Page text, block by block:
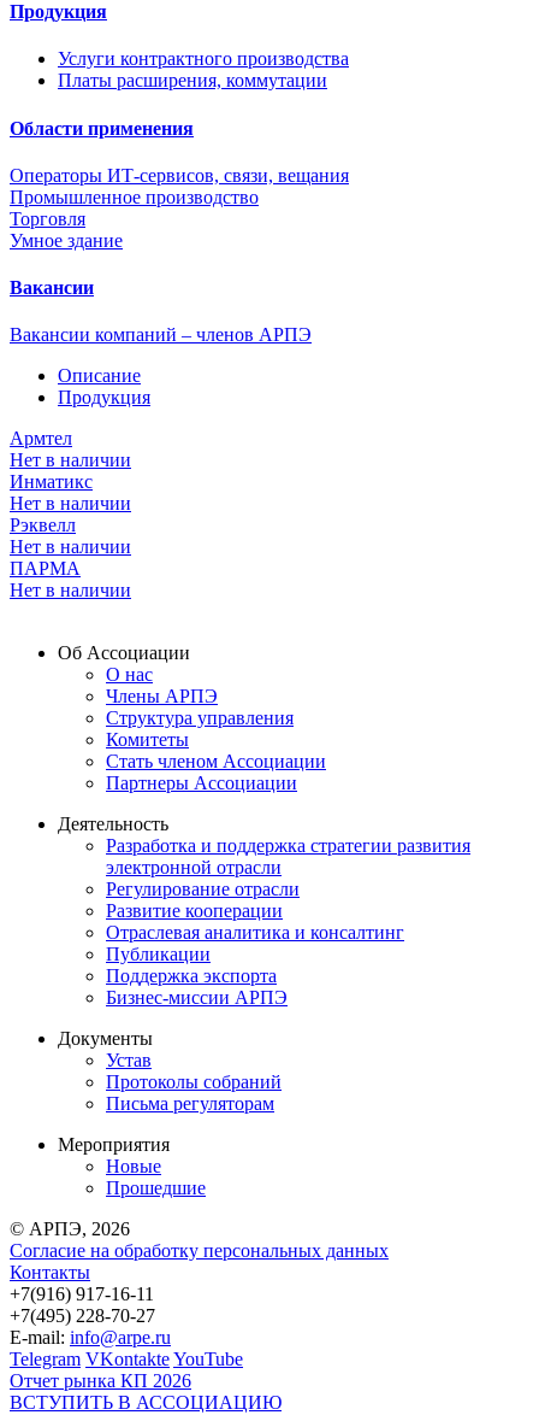
Продукция
Услуги контрактного производства
Платы расширения, коммутации
Области применения
Операторы ИТ-сервисов, связи, вещания
Промышленное производство
Торговля
Умное здание
Вакансии
Вакансии компаний – членов АРПЭ
Описание
Продукция
Армтел
Нет в наличии
Инматикс
Нет в наличии
Рэквелл
Нет в наличии
ПАРМА
Нет в наличии
Об Ассоциации
О нас
Члены АРПЭ
Структура управления
Комитеты
Стать членом Ассоциации
Партнеры Ассоциации
Деятельность
Разработка и поддержка стратегии развития
электронной отрасли
Регулирование отрасли
Развитие кооперации
Отраслевая аналитика и консалтинг
Публикации
Поддержка экспорта
Бизнес-миссии АРПЭ
Документы
Устав
Протоколы собраний
Письма регуляторам
Мероприятия
Новые
Прошедшие
© АРПЭ, 2026
Согласие на обработку персональных данных
Контакты
+7(916) 917-16-11
+7(495) 228-70-27
E-mail: info@arpe.ru
Telegram VKontakteYouTube
Отчет рынка КП 2026
ВСТУПИТЬ В АССОЦИАЦИЮ